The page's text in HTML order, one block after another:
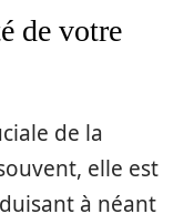
de votre
de la
elle est
à néant